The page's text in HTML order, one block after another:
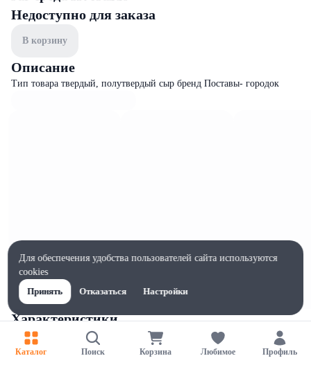
Недоступно для заказа
В корзину
Описание
Тип товара твердый, полутвердый сыр бренд Поставы- городок
Характеристики
Ширина, мм
75
Каталог Поиск Корзина Любимое Профиль
Для обеспечения удобства пользователей сайта используются
cookies
Принять
Отказаться Настройки